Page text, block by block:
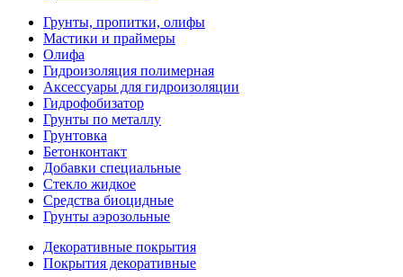
Грунты, пропитки, олифы
Мастики и праймеры
Олифа
Гидроизоляция полимерная
Аксессуары для гидроизоляции
Гидрофобизатор
Грунты по металлу
Грунтовка
Бетонконтакт
Добавки специальные
Стекло жидкое
Средства биоцидные
Грунты аэрозольные
Декоративные покрытия
Покрытия декоративные